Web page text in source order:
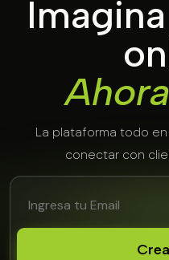
La plataforma todo
conectar con